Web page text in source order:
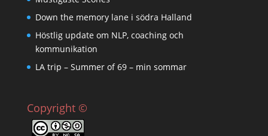
Down the memory lane i södra Halland
Höstlig update om NLP, coaching och
kommunikation
LA trip – Summer of 69 – min sommar
Copyright ©